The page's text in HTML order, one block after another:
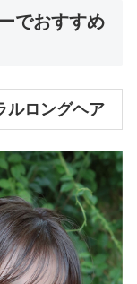
でおすすめ
ルロングヘア